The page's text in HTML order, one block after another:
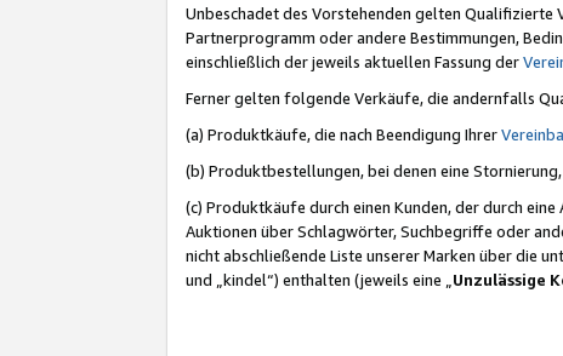
Unbeschadet des Vorstehenden gelten Qualifizierte
Partnerprogramm oder andere Bestimmungen,
einschließlich der jeweils aktuellen Fassung der
Ferner gelten folgende Verkäufe, die andernfalls
(a) Produktkäufe, die nach Beendigung Ihrer
(b) Produktbestellungen, bei denen eine
(c) Produktkäufe durch einen Kunden, der durch
Auktionen über Schlagwörter, Suchbegriffe oder
nicht abschließende Liste unserer Marken über die
und „kindel“) enthalten (jeweils eine „ Unzulässige